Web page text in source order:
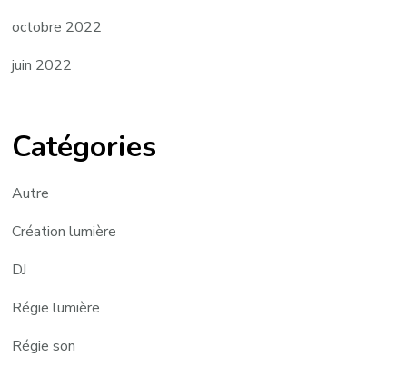
octobre 2022
juin 2022
Catégories
Autre
Création lumière
DJ
Régie lumière
Régie son